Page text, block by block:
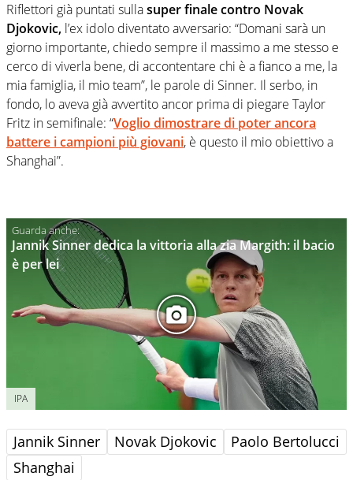
Riflettori già puntati sullasuper finale contro Novak
Djokovic, l’ex idolo diventato avversario: “Domani sarà un
giorno importante, chiedo sempre il massimo a me stesso e
cerco di viverla bene, di accontentare chi è a fianco a me, la
mia famiglia, il mio team”, le parole di Sinner. Il serbo, in
fondo, lo aveva già avvertito ancor prima di piegare Taylor
Fritz in semifinale: “Voglio dimostrare di poter ancora
battere i campioni più giovani, è questo il mio obiettivo a
Shanghai”.
Jannik Sinner dedica la vittoria alla zia Margith: il bacio
è per lei
IPA
Jannik Sinner Novak Djokovic
Paolo Bertolucci
Shanghai